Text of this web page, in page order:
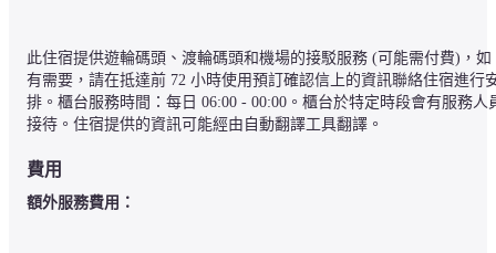
此住宿提供遊輪碼頭、渡輪碼頭和機場的接駁服務 (可能需付費)，如
有需要，請在抵達前 72 小時使用預訂確認信上的資訊聯絡住宿進行
排。櫃台服務時間：每日 06:00 - 00:00。櫃台於特定時段會有服務人
接待。住宿提供的資訊可能經由自動翻譯工具翻譯。
費用
額外服務費用：